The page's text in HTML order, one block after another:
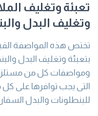
تعبئة وتغليف
وتغليف البدل
تختص هذه المواصفة
بتعبئة وتغليف البدل
ومواصفات كل من
التى يجب توافرها على
للبنطلونات والبدل